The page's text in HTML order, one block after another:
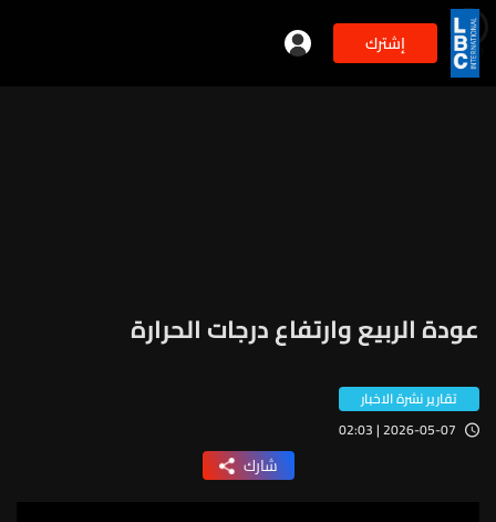
إشترك 2min
عودة الربيع وارتفاع درجات الحرارة
تقارير نشرة الاخبار
2026-05-07 | 02:03
شارك